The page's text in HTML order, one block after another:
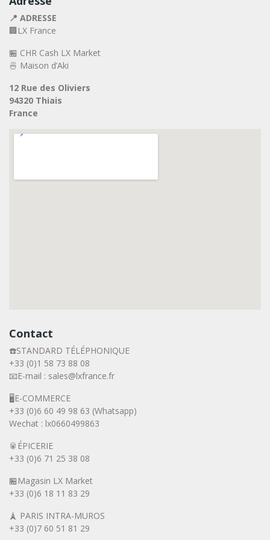
📍 ADRESSE
🏢LX France
🏪 CHR Cash LX Market
🍜 Maison d’Aki
12 Rue des Oliviers
94320 Thiais
France
Contact
☎️STANDARD TÉLÉPHONIQUE
+33 (0)1 58 73 88 08
📧E-mail : sales@lxfrance.fr
🖥️E-COMMERCE
+33 (0)6 60 49 98 63 (Whatsapp)
Wechat : lx0660499863
🥫ÉPICERIE
+33 (0)6 71 25 38 08
🏪Magasin LX Market
+33 (0)6 18 11 83 29
🗼 PARIS INTRA-MUROS
+33 (0)7 60 51 81 29